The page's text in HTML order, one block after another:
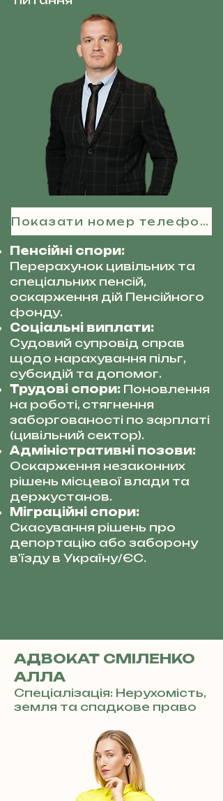
Показати номер телефону
Пенсійні спори:
Перерахунок цивільних та
спеціальних пенсій,
оскарження дій Пенсійного
фонду.
Соціальні виплати:
Судовий супровід справ
щодо нарахування пільг,
субсидій та допомог.
Трудові спори: Поновлення
на роботі, стягнення
заборгованості по зарплаті
(цивільний сектор).
Адміністративні позови:
Оскарження незаконних
рішень місцевої влади та
держустанов.
Міграційні спори:
Скасування рішень про
депортацію або заборону
в'їзду в Україну/ЄС.
АДВОКАТ СМІЛЕНКО
АЛЛА
Спеціалізація: Нерухомість,
земля та спадкове право